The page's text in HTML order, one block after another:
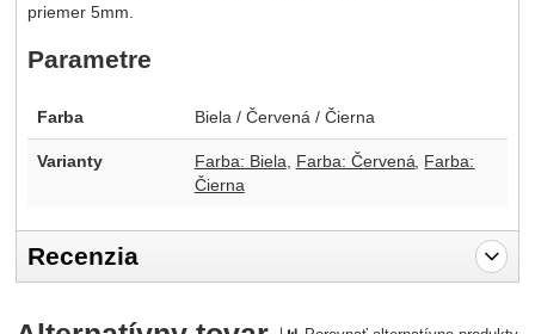
priemer 5mm.
Parametre
Farba Biela / Červená / Čierna
Varianty Farba: Biela Farba: Červená Farba:
Čierna
Recenzia